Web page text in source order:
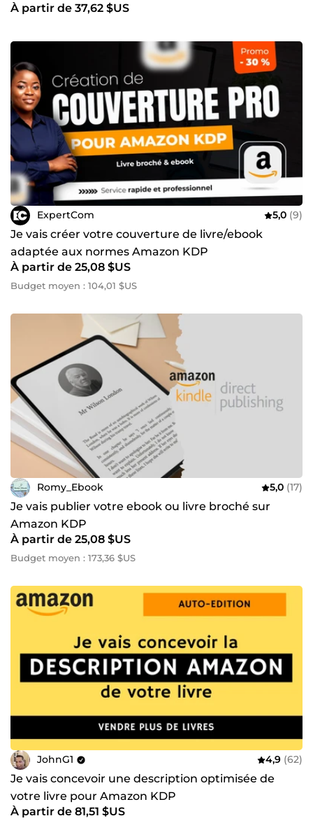
À partir de 37,62 $US
ExpertCom 5,0 (9)
Je vais créer votre couverture de livre/ebook
adaptée aux normes Amazon KDP
À partir de 25,08 $US
Budget moyen : 104,01 $US
Romy_Ebook 5,0 (17)
Je vais publier votre ebook ou livre broché sur
Amazon KDP
À partir de 25,08 $US
Budget moyen : 173,36 $US
JohnG1 4,9 (62)
Je vais concevoir une description optimisée de
votre livre pour Amazon KDP
À partir de 81,51 $US